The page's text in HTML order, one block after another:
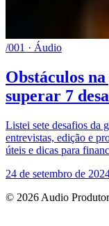
/001 · Áudio
Obstáculos
superar 7
Listei sete desafios da
entrevistas, edição e
úteis e dicas para
24 de setembro de
© 2026 Audio